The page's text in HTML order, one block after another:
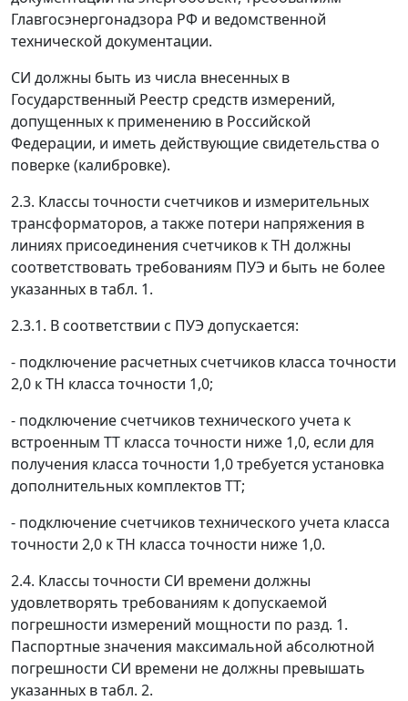
Главгосэнергонадзора РФ и ведомственной
технической документации.
СИ должны быть из числа внесенных в
Государственный Реестр средств измерений,
допущенных к применению в Российской
Федерации, и иметь действующие свидетельства о
поверке (калибровке).
2.3. Классы точности счетчиков и измерительных
трансформаторов, а также потери напряжения в
линиях присоединения счетчиков к ТН должны
соответствовать требованиям ПУЭ и быть не более
указанных в табл. 1.
2.3.1. В соответствии с ПУЭ допускается:
- подключение расчетных счетчиков класса точности
2,0 к ТН класса точности 1,0;
- подключение счетчиков технического учета к
встроенным ТТ класса точности ниже 1,0, если для
получения класса точности 1,0 требуется установка
дополнительных комплектов ТТ;
- подключение счетчиков технического учета класса
точности 2,0 к ТН класса точности ниже 1,0.
2.4. Классы точности СИ времени должны
удовлетворять требованиям к допускаемой
погрешности измерений мощности по разд. 1.
Паспортные значения максимальной абсолютной
погрешности СИ времени не должны превышать
указанных в табл. 2.